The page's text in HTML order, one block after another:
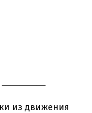
—————
из движения